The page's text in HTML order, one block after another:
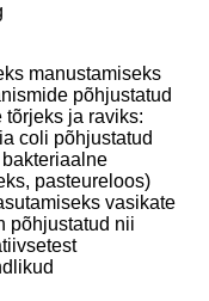
manustamiseks
põhjustatud
ja raviks:
coli põhjustatud
pasteureloos)
vasikate
põhjustatud nii